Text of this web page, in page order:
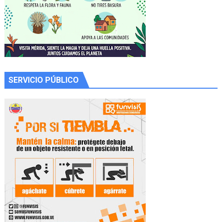
SERVICIO PÚBLICO